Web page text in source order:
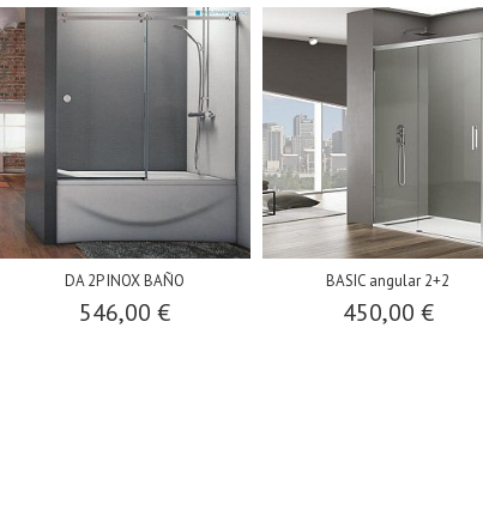
DA 2P INOX BAÑO
546,00 €
BASIC angular 2+2
450,00 €